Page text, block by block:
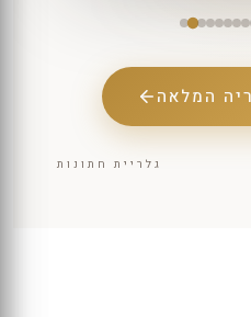
המלאה
גלריית חתונות